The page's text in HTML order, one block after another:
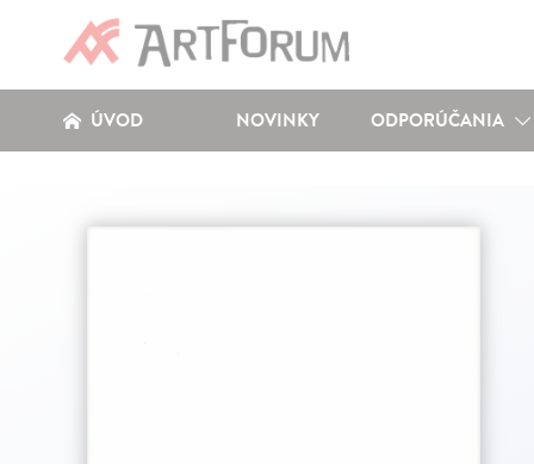
ÚVOD NOVINKY ODPORÚČANIA